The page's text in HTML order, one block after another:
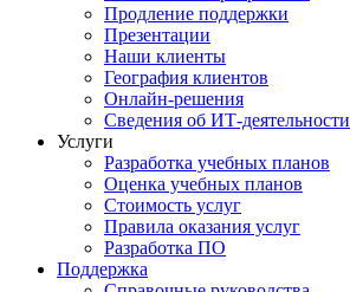
Продление поддержки
Презентации
Наши клиенты
География клиентов
Онлайн-решения
Сведения об ИТ-деятельности
Услуги
Разработка учебных планов
Оценка учебных планов
Стоимость услуг
Правила оказания услуг
Разработка ПО
Поддержка